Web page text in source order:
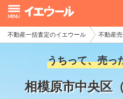
不動産一括査定のイエウール 不動産
うちって、売っ
相模原市中央区
イエウール加盟希望の不動産会
初めての方へ
不動産売却の流れ